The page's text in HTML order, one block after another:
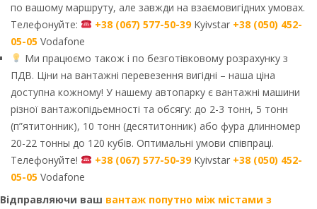
по вашому маршруту, але завжди на взаємовигідних умовах.
Телефонуйте:
+38 (067) 577-50-39Kyivstar +38 (050) 452-
05-05 Vodafone
Ми працюємо також і по безготівковому розрахунку з
ПДВ. Ціни на вантажні перевезення вигідні – наша ціна
доступна кожному! У нашему автопарку є вантажні машини
різної вантажопідьемності та обсягу: до 2-3 тонн, 5 тонн
(п”ятитонник), 10 тонн (десятитонник) або фура длинномер
20-22 тонны до 120 кубів. Оптимальні умови співпраці.
Телефонуйте!
+38 (067) 577-50-39Kyivstar +38 (050) 452-
05-05 Vodafone
Відправляючи ваш вантаж попутно між містами з